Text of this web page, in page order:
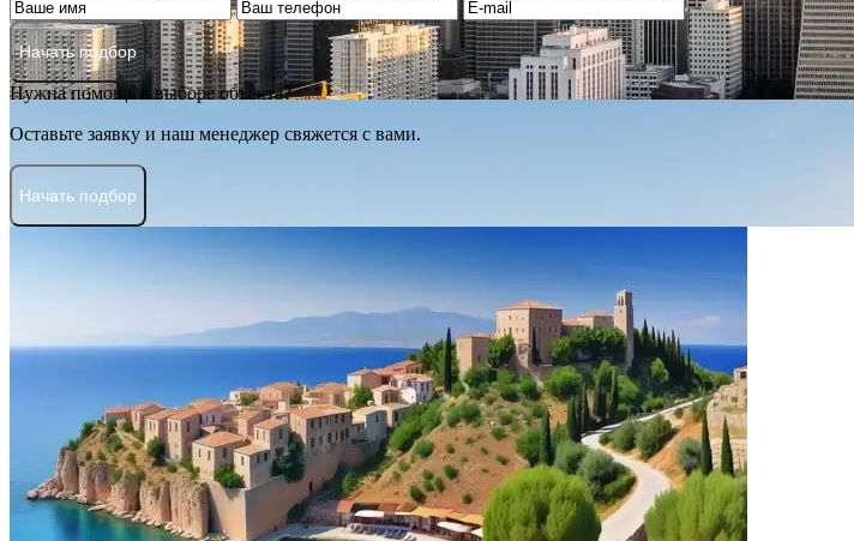
Начать подбор
Нужна помощь в выборе объекта?
Оставьте заявку и наш менеджер свяжется с вами.
Начать подбор